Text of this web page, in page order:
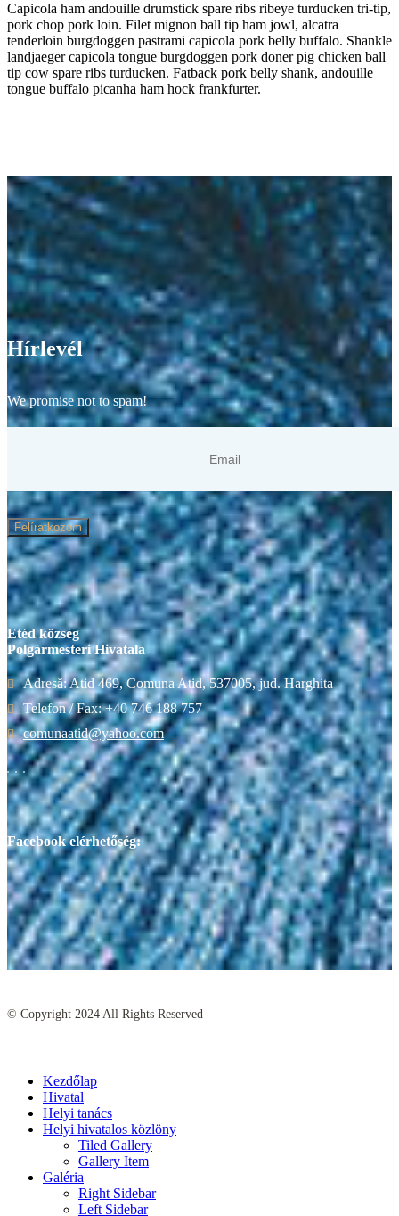
Capicola ham andouille drumstick spare ribs ribeye turducken tri-tip,
pork chop pork loin. Filet mignon ball tip ham jowl, alcatra
tenderloin burgdoggen pastrami capicola pork belly buffalo. Shankle
landjaeger capicola tongue burgdoggen pork doner pig chicken ball
tip cow spare ribs turducken. Fatback pork belly shank, andouille
tongue buffalo picanha ham hock frankfurter.
Hírlevél
We promise not to spam!
Felíratkozom
Etéd község
Polgármesteri Hivatala
Adresă: Atid 469, Comuna Atid, 537005, jud. Harghita
Telefon / Fax: +40 746 188 757
comunaatid@yahoo.com
Facebook elérhetőség:
© Copyright 2024 All Rights Reserved
Kezdőlap
Hivatal
Helyi tanács
Helyi hivatalos közlöny
Tiled Gallery
Gallery Item
Galéria
Right Sidebar
Left Sidebar